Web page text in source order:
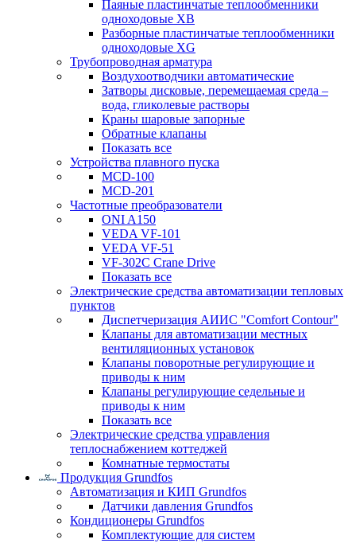
Паяные пластинчатые теплообменники
одноходовые ХВ
Разборные пластинчатые теплообменники
одноходовые ХG
Трубопроводная арматура
Воздухоотводчики автоматические
Затворы дисковые, перемещаемая среда –
вода, гликолевые растворы
Краны шаровые запорные
Обратные клапаны
Показать все
Устройства плавного пуска
MCD-100
MCD-201
Частотные преобразователи
ONI A150
VEDA VF-101
VEDA VF-51
VF-302C Crane Drive
Показать все
Электрические средства автоматизации тепловых
пунктов
Диспетчеризация АИИС "Comfort Contour"
Клапаны для автоматизации местных
вентиляционных установок
Клапаны поворотные регулирующие и
приводы к ним
Клапаны регулирующие седельные и
приводы к ним
Показать все
Электрические средства управления
теплоснабжением коттеджей
Комнатные термостаты
Продукция Grundfos
Автоматизация и КИП Grundfos
Датчики давления Grundfos
Кондиционеры Grundfos
Комплектующие для систем